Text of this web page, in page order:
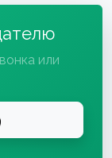
или